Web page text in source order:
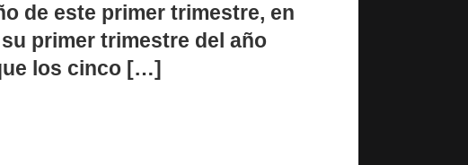
de este primer trimestre, en
primer trimestre del año
los cinco […]